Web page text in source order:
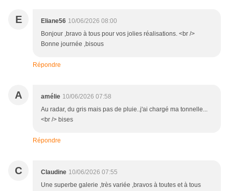
E Eliane56 10/06/2026 08:00
Bonjour ,bravo à tous pour vos jolies réalisations. <br />
Bonne journée ,bisous
Répondre
A amélie 10/06/2026 07:58
Au radar, du gris mais pas de pluie..j'ai chargé ma tonnelle...
<br /> bises
Répondre
C Claudine 10/06/2026 07:55
Une superbe galerie ,très variée ,bravos à toutes et à tous